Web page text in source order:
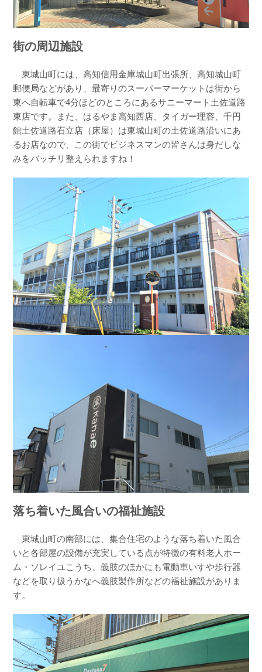
街の周辺施設
東城山町には、高知信用金庫城山町出張所、高知城山町
郵便局などがあり、最寄りのスーパーマーケットは街から
東へ自転車で4分ほどのところにあるサニーマート土佐道路
東店です。また、はるやま高知西店、タイガー理容、千円
館土佐道路石立店（床屋）は東城山町の土佐道路沿いにあ
るお店なので、この街でビジネスマンの皆さんは身だしな
みをバッチリ整えられますね！
落ち着いた風合いの福祉施設
東城山町の南部には、集合住宅のような落ち着いた風合
いと各部屋の設備が充実している点が特徴の有料老人ホー
ム・ソレイユこうち、義肢のほかにも電動車いすや歩行器
などを取り扱うかなへ義肢製作所などの福祉施設がありま
す。